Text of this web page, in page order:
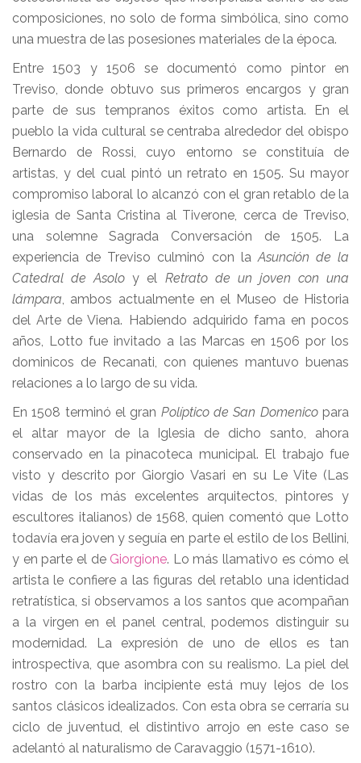
composiciones, no solo de forma simbólica, sino como
una muestra de las posesiones materiales de la época.
Entre 1503 y 1506 se documentó como pintor en
Treviso, donde obtuvo sus primeros encargos y gran
parte de sus tempranos éxitos como artista. En el
pueblo la vida cultural se centraba alrededor del obispo
Bernardo de Rossi, cuyo entorno se constituía de
artistas, y del cual pintó un retrato en 1505. Su mayor
compromiso laboral lo alcanzó con el gran retablo de la
iglesia de Santa Cristina al Tiverone, cerca de Treviso,
una solemne Sagrada Conversación de 1505. La
experiencia de Treviso culminó con laAsunción de la
Catedral de Asolo y el Retrato de un joven con una
lámpara, ambos actualmente en el Museo de Historia
del Arte de Viena. Habiendo adquirido fama en pocos
años, Lotto fue invitado a las Marcas en 1506 por los
dominicos de Recanati, con quienes mantuvo buenas
relaciones a lo largo de su vida.
En 1508 terminó el gran Políptico de San Domenicopara
el altar mayor de la Iglesia de dicho santo, ahora
conservado en la pinacoteca municipal. El trabajo fue
visto y descrito por Giorgio Vasari en su Le Vite (Las
vidas de los más excelentes arquitectos, pintores y
escultores italianos) de 1568, quien comentó que Lotto
todavía era joven y seguía en parte el estilo de los Bellini,
y en parte el de Giorgione. Lo más llamativo es cómo el
artista le confiere a las figuras del retablo una identidad
retratística, si observamos a los santos que acompañan
a la virgen en el panel central, podemos distinguir su
modernidad. La expresión de uno de ellos es tan
introspectiva, que asombra con su realismo. La piel del
rostro con la barba incipiente está muy lejos de los
santos clásicos idealizados. Con esta obra se cerraría su
ciclo de juventud, el distintivo arrojo en este caso se
adelantó al naturalismo de Caravaggio (1571-1610).